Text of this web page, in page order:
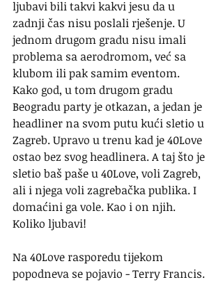
ljubavi bili takvi kakvi jesu da u
zadnji čas nisu poslali rješenje. U
jednom drugom gradu nisu imali
problema sa aerodromom, već sa
klubom ili pak samim eventom.
Kako god, u tom drugom gradu
Beogradu party je otkazan, a jedan je
headliner na svom putu kući sletio u
Zagreb. Upravo u trenu kad je 40Love
ostao bez svog headlinera. A taj što je
sletio baš paše u 40Love, voli Zagreb,
ali i njega voli zagrebačka publika. I
domaćini ga vole. Kao i on njih.
Koliko ljubavi!
Na 40Love rasporedu tijekom
popodneva se pojavio - Terry Francis.